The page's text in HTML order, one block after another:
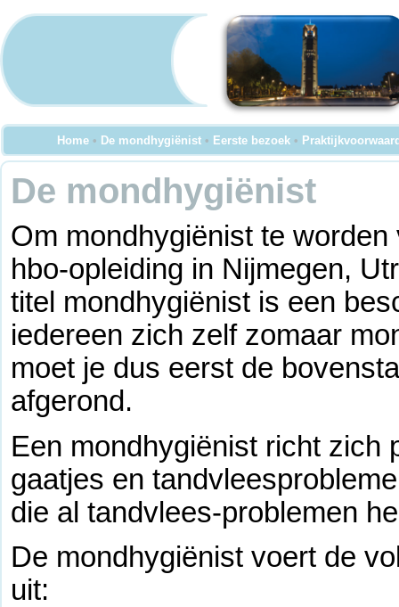
Home • De mondhygiënist • Eerste bezoek •
De mondhygiënist
Om mondhygiënist te
hbo-opleiding in Nijmegen,
titel mondhygiënist is een
iedereen zich zelf zomaar
moet je dus eerst de
afgerond.
Een mondhygiënist richt zich
gaatjes en
die al tandvlees-problemen
De mondhygiënist voert de
uit: